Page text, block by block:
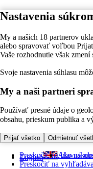
Nastavenia
My a našich 18 partnerov
alebo spravovať voľbou
Vaše rozhodnutie však
Svoje nastavenia súhlasu
My a naši partneri
Používať presné údaje o
obsahu, prieskum publika a
Prijať všetko Odmietnuť
Preskočiť na hlavný
Preskočiť na
English Ako